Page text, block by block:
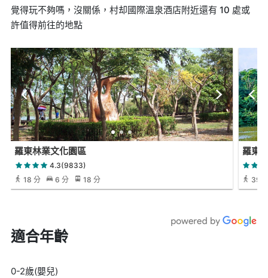
覺得玩不夠嗎，沒關係，村却國際溫泉酒店附近還有 10 處或
許值得前往的地點
羅東林業文化園區
4.3(9833)
18 分
6 分 18 分
羅東
39
適合年齡
0-2歲(嬰兒)